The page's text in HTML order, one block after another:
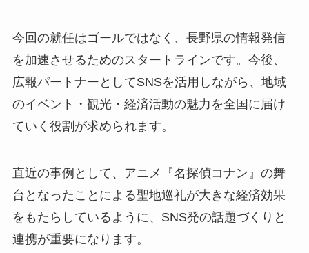
今回の就任はゴールではなく、長野県の情報発信
を加速させるためのスタートラインです。今後、
広報パートナーとしてSNSを活用しながら、地域
のイベント・観光・経済活動の魅力を全国に届け
ていく役割が求められます。
直近の事例として、アニメ『名探偵コナン』の舞
台となったことによる聖地巡礼が大きな経済効果
をもたらしているように、SNS発の話題づくりと
連携が重要になります。